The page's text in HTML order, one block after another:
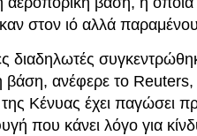
στον ιό αλλά
διαδηλωτές
βάση, ανέφερε το
Κένυας έχει παγώσει
που κάνει λόγο για